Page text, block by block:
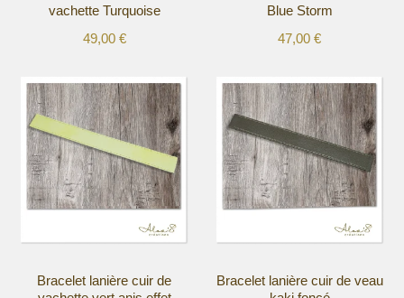
vachette Turquoise
49,00 €
plusieurs
variations.
Les
options
peuvent
être
sur
page
Blue Storm
47,00€
plusieurs
variations.
Les
options
peuvent
être
sur
page
Bracelet lanière cuir de
Bracelet lanière cuir de veau